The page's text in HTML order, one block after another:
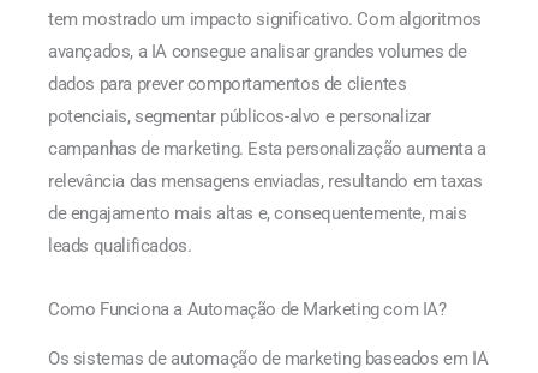
tem mostrado um impacto significativo. Com algoritmos
avançados, a IA consegue analisar grandes volumes de
dados para prever comportamentos de clientes
potenciais, segmentar públicos-alvo e personalizar
campanhas de marketing. Esta personalização aumenta a
relevância das mensagens enviadas, resultando em taxas
de engajamento mais altas e, consequentemente, mais
leads qualificados.
Como Funciona a Automação de Marketing com IA?
Os sistemas de automação de marketing baseados em IA